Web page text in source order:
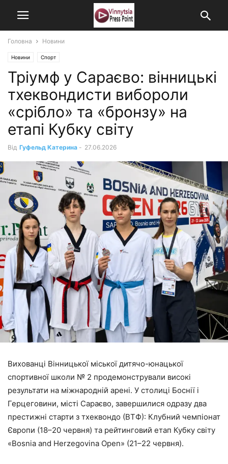
Головна Новини
Новини Спорт
Тріумф у Сараєво: вінницькі
тхеквондисти вибороли
«срібло» та «бронзу» на
етапі Кубку світу
Від Гуфельд Катерина - 27.06.2026
Вихованці Вінницької міської дитячо-юнацької
спортивної школи № 2 продемонстрували високі
результати на міжнародній арені. У столиці Боснії і
Герцеговини, місті Сараєво, завершилися одразу два
престижні старти з тхеквондо (ВТФ): Клубний чемпіонат
Європи (18–20 червня) та рейтинговий етап Кубку світу
«Bosnia and Herzegovina Open» (21–22 червня).